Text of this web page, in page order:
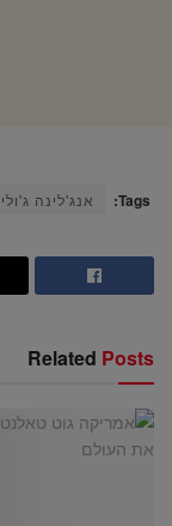
Tags: אנג'לינה ג'ולי
Related Posts